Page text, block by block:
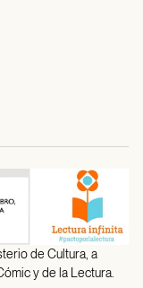
de Cultura, a
y de la Lectura.